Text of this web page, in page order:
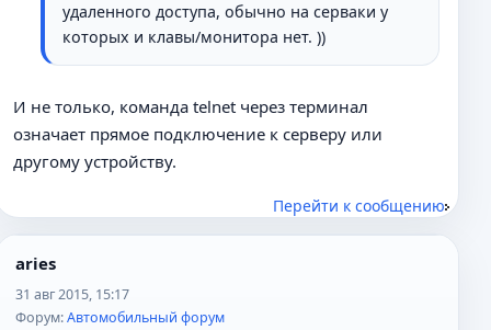
удаленного доступа, обычно на серваки у
которых и клавы/монитора нет. ))
И не только, команда telnet через терминал
означает прямое подключение к серверу или
другому устройству.
Перейти к сообщению
aries
31 авг 2015, 15:17
Форум:Автомобильный форум